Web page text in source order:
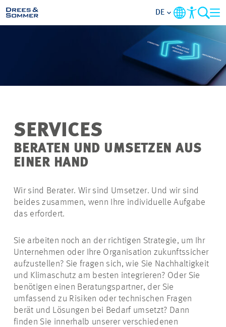
MARKETS
IM FOKUS
PROJEKTE
DE
SERVICES
BERATEN UND UMSETZEN AUS
EINER HAND
Wir sind Berater. Wir sind Umsetzer. Und wir sind
beides zusammen, wenn Ihre individuelle Aufgabe
das erfordert.
Sie arbeiten noch an der richtigen Strategie, um Ihr
Unternehmen oder Ihre Organisation zukunftssicher
aufzustellen? Sie fragen sich, wie Sie Nachhaltigkeit
und Klimaschutz am besten integrieren? Oder Sie
benötigen einen Beratungspartner, der Sie
umfassend zu Risiken oder technischen Fragen
berät und Lösungen bei Bedarf umsetzt? Dann
finden Sie innerhalb unserer verschiedenen